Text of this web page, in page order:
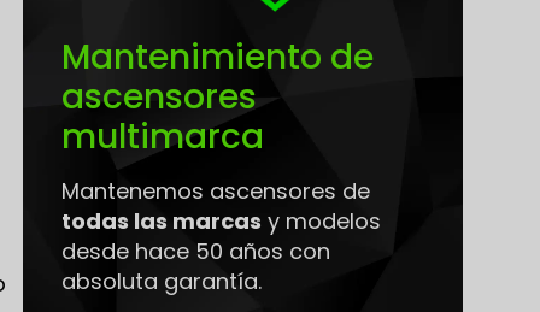
Mantenimiento de
ascensores
multimarca
Mantenemos ascensores de
todas las marcas y modelos
desde hace 50 años con
absoluta garantía.